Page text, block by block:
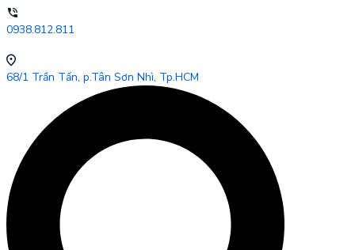
0938.812.811
68/1 Trần Tấn, p.Tân Sơn Nhì, Tp.HCM